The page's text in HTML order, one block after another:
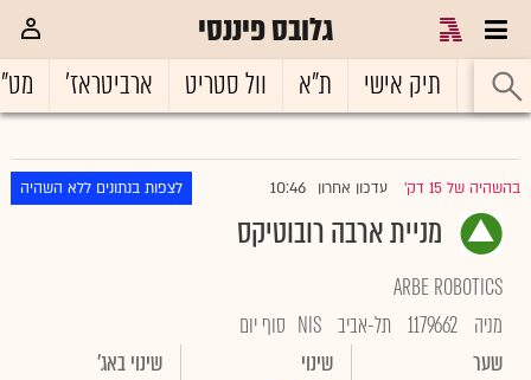
גלובס פיננסי
ראשי תיק אישי ת"א וול סטריט ארביטראז'
בהשהיה של 15 דק' עדכון אחרון 10:46 לצפות בנתונים ללא השהיה
מניית ארבה רובוטיקס
ARBE ROBOTICS
מניה 1179662 תל-אביב NIS סוף יום
שער
שינוי שינוי באג'